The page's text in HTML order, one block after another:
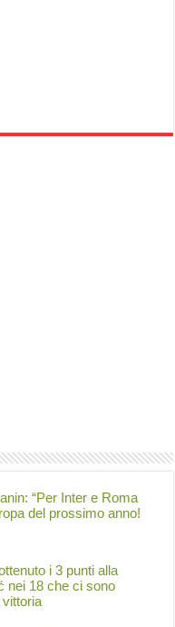
“Per Inter e Roma
del prossimo anno!
i 3 punti alla
nei 18 che ci sono